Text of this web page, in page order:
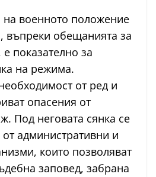
военното положение
въпреки обещанията за
показателно за
на режима.
от ред и
опасения от
Под неговата сянка се
административни и
които позволяват
заповед, забрана